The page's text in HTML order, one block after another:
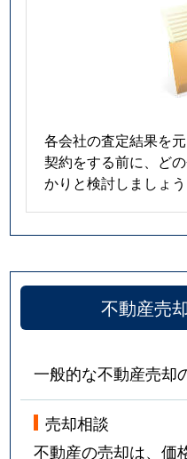
各会社の査定結果を
契約をする前に、ど
かりと検討しましょう
不動産売
一般的な不動産売却
売却相談
不動産の売却は、価